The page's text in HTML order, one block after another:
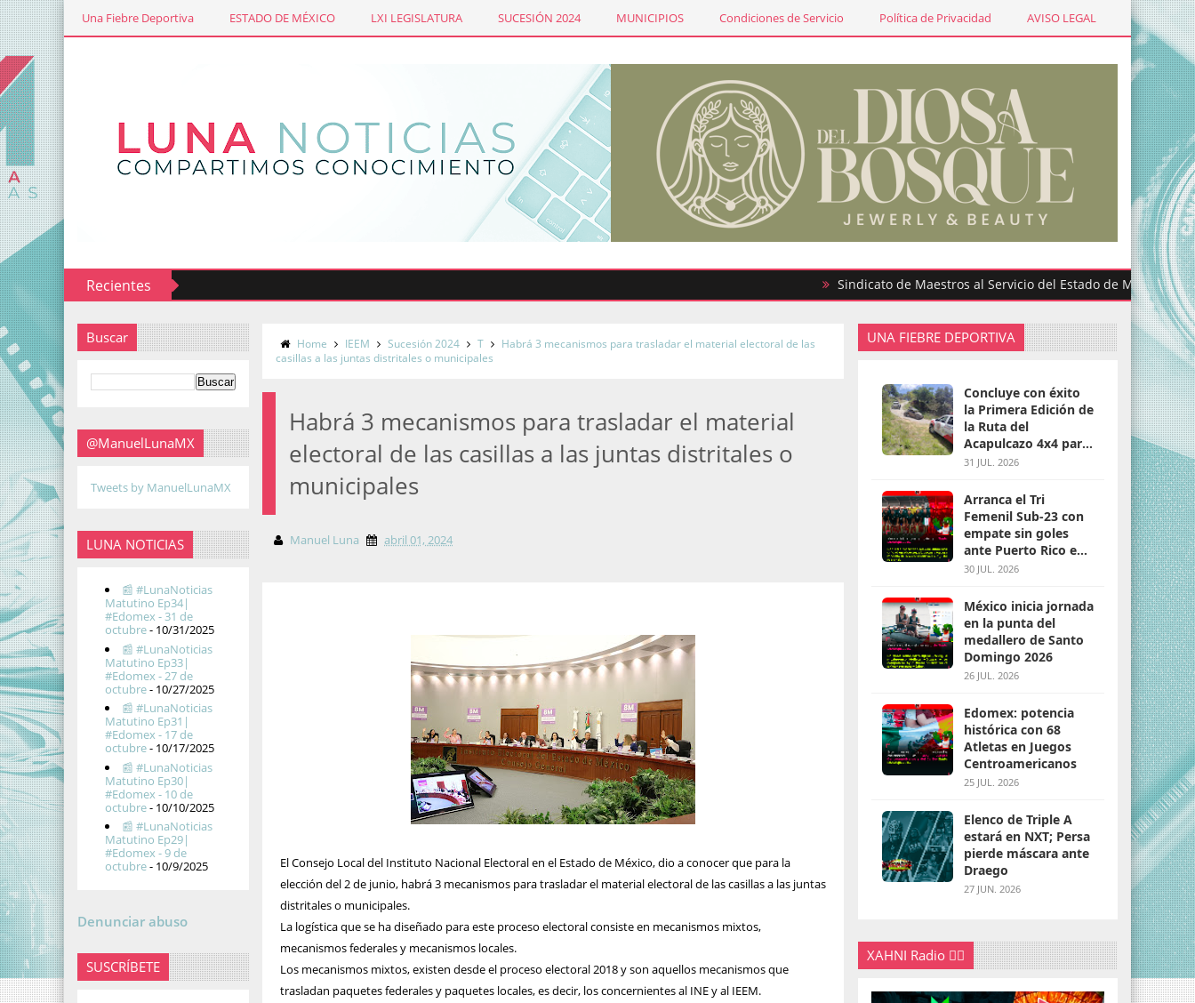
Una Fiebre Deportiva ESTADO DE MÉXICO LXI LEGISLATURA SUCESIÓN 2024 MUNICIPIOS Condiciones de Servicio Política de Privacidad AVISO LEGAL
Recientes Sindicato de Maestros al Servicio del Estado de México participa
Buscar
@ManuelLunaMX
Tweets by ManuelLunaMX
LUNA NOTICIAS
📰 #LunaNoticias
Matutino Ep34|
#Edomex - 31 de
octubre- 10/31/2025
📰 #LunaNoticias
Matutino Ep33|
#Edomex - 27 de
octubre- 10/27/2025
📰 #LunaNoticias
Matutino Ep31|
#Edomex - 17 de
octubre- 10/17/2025
📰 #LunaNoticias
Matutino Ep30|
#Edomex - 10 de
octubre- 10/10/2025
📰 #LunaNoticias
Matutino Ep29|
#Edomex - 9 de
octubre- 10/9/2025
Denunciar abuso
SUSCRÍBETE
Home IEEM Sucesión 2024 T
Habrá 3 mecanismos para trasladar el material electoral de las
casillas a las juntas distritales o municipales
Habrá 3 mecanismos para trasladar el material
electoral de las casillas a las juntas distritales o
municipales
Manuel Luna abril 01, 2024
El Consejo Local del Instituto Nacional Electoral en el Estado de México, dio a conocer que para la
elección del 2 de junio, habrá 3 mecanismos para trasladar el material electoral de las casillas a las juntas
distritales o municipales.
La logística que se ha diseñado para este proceso electoral consiste en mecanismos mixtos,
mecanismos federales y mecanismos locales.
Los mecanismos mixtos, existen desde el proceso electoral 2018 y son aquellos mecanismos que
trasladan paquetes federales y paquetes locales, es decir, los concernientes al INE y al IEEM.
UNA FIEBRE DEPORTIVA
Concluye con éxito
la Primera Edición de
la Ruta del
Acapulcazo 4x4 para
parejas
31 JUL. 2026
Arranca el Tri
Femenil Sub-23 con
empate sin goles
ante Puerto Rico en
Santo Domingo 2026
30 JUL. 2026
México inicia jornada
en la punta del
medallero de Santo
Domingo 2026
26 JUL. 2026
Edomex: potencia
histórica con 68
Atletas en Juegos
Centroamericanos
25 JUL. 2026
Elenco de Triple A
estará en NXT; Persa
pierde máscara ante
Draego
27 JUN. 2026
XAHNI Radio 👇🏽